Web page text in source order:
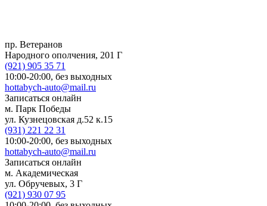
пр. Ветеранов
Народного ополчения, 201 Г
(921) 905 35 71
10:00-20:00, без выходных
hottabych-auto@mail.ru
Записаться онлайн
м. Парк Победы
ул. Кузнецовская д.52 к.15
(931) 221 22 31
10:00-20:00, без выходных
hottabych-auto@mail.ru
Записаться онлайн
м. Академическая
ул. Обручевых, 3 Г
(921) 930 07 95